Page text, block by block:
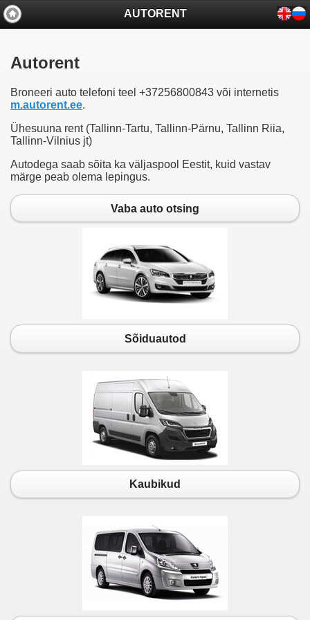
AUTORENT
Autorent
Broneeri auto telefoni teel +37256800843 või internetis
m.autorent.ee.
Ühesuuna rent (Tallinn-Tartu, Tallinn-Pärnu, Tallinn Riia,
Tallinn-Vilnius jt)
Autodega saab sõita ka väljaspool Eestit, kuid vastav
märge peab olema lepingus.
Vaba auto otsing
Sõiduautod
Kaubikud